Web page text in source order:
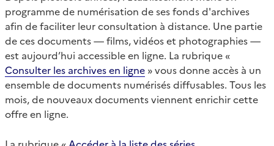
programme de numérisation de ses fonds d'archives
afin de faciliter leur consultation à distance. Une partie
de ces documents — films, vidéos et photographies —
est aujourd’hui accessible en ligne. La rubrique «
Consulter les archives en ligne » vous donne accès à un
ensemble de documents numérisés diffusables. Tous les
mois, de nouveaux documents viennent enrichir cette
offre en ligne.